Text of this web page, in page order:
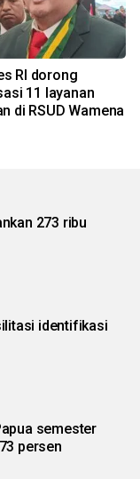
RI dorong
11 layanan
di RSUD Wamena
273 ribu
identifikasi
semester
persen